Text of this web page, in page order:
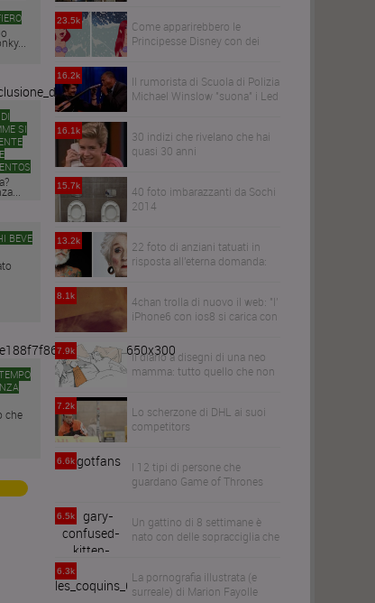
Come apparirebbero le
Principesse Disney con dei
23.5k
Il rumorista di Scuola di Polizia
Michael Winslow "suona" i Led
16.2k
30 indizi che rivelano che hai
quasi 30 anni
16.1k
40 foto imbarazzanti da Sochi
2014
15.7k
22 foto di anziani tatuati in
risposta all'eterna domanda:
13.2k
4chan trolla di nuovo il web: "l'
iPhone6 con ios8 si carica con
scioglie i telefoni
8.1k
Il diario a disegni di una neo
mamma: tutto quello che non
7.9k
Lo scherzone di DHL ai suoi
competitors
7.2k
I 12 tipi di persone che
guardano Game of Thrones
6.6k
Un gattino di 8 settimane è
nato con delle sopracciglia che
6.5k
La pornografia illustrata (e
surreale) di Marion Fayolle
6.3k
SI
BEVE
che